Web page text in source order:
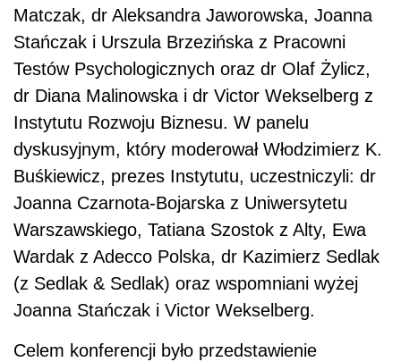
Matczak, dr Aleksandra Jaworowska, Joanna
Stańczak i Urszula Brzezińska z Pracowni
Testów Psychologicznych oraz dr Olaf Żylicz,
dr Diana Malinowska i dr Victor Wekselberg z
Instytutu Rozwoju Biznesu. W panelu
dyskusyjnym, który moderował Włodzimierz K.
Buśkiewicz, prezes Instytutu, uczestniczyli: dr
Joanna Czarnota-Bojarska z Uniwersytetu
Warszawskiego, Tatiana Szostok z Alty, Ewa
Wardak z Adecco Polska, dr Kazimierz Sedlak
(z Sedlak & Sedlak) oraz wspomniani wyżej
Joanna Stańczak i Victor Wekselberg.
Celem konferencji było przedstawienie